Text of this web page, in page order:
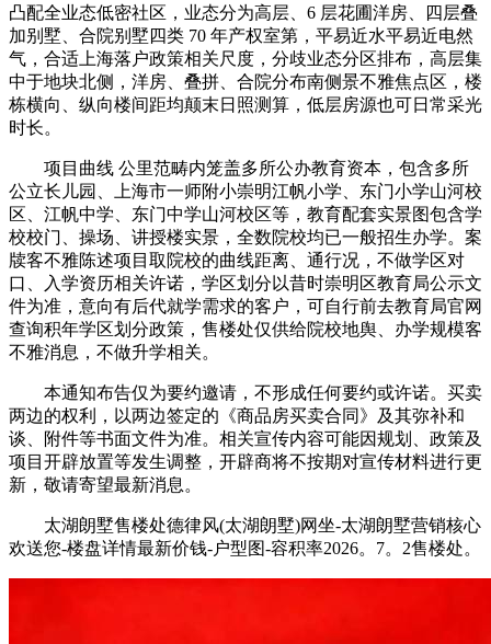
凸配全业态低密社区，业态分为高层、6 层花圃洋房、四层叠
加别墅、合院别墅四类 70 年产权室第，平易近水平易近电然
气，合适上海落户政策相关尺度，分歧业态分区排布，高层集
中于地块北侧，洋房、叠拼、合院分布南侧景不雅焦点区，楼
栋横向、纵向楼间距均颠末日照测算，低层房源也可日常采光
时长。
项目曲线 公里范畴内笼盖多所公办教育资本，包含多所
公立长儿园、上海市一师附小崇明江帆小学、东门小学山河校
区、江帆中学、东门中学山河校区等，教育配套实景图包含学
校校门、操场、讲授楼实景，全数院校均已一般招生办学。案
牍客不雅陈述项目取院校的曲线距离、通行况，不做学区对
口、入学资历相关许诺，学区划分以昔时崇明区教育局公示文
件为准，意向有后代就学需求的客户，可自行前去教育局官网
查询积年学区划分政策，售楼处仅供给院校地舆、办学规模客
不雅消息，不做升学相关。
本通知布告仅为要约邀请，不形成任何要约或许诺。买卖
两边的权利，以两边签定的《商品房买卖合同》及其弥补和
谈、附件等书面文件为准。相关宣传内容可能因规划、政策及
项目开辟放置等发生调整，开辟商将不按期对宣传材料进行更
新，敬请寄望最新消息。
太湖朗墅售楼处德律风(太湖朗墅)网坐-太湖朗墅营销核心
欢送您-楼盘详情最新价钱-户型图-容积率2026。7。2售楼处。